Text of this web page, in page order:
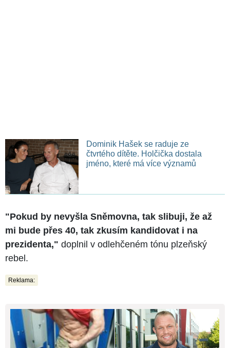
Dominik Hašek se raduje ze
čtvrtého dítěte. Holčička dostala
jméno, které má více významů
"Pokud by nevyšla Sněmovna, tak slibuji, že až
mi bude přes 40, tak zkusím kandidovat i na
prezidenta," doplnil v odlehčeném tónu plzeňský
rebel.
Reklama: